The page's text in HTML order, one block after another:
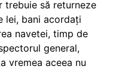
trebuie să returneze
lei, bani acordați
navetei, timp de
general,
vremea aceea nu